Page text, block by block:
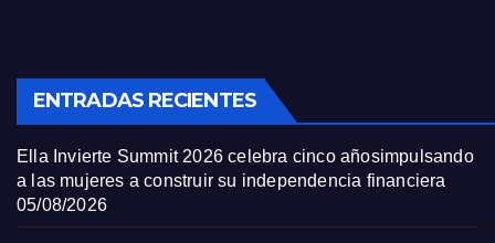
ENTRADAS RECIENTES
Ella Invierte Summit 2026 celebra cinco añosimpulsando
a las mujeres a construir su independencia financiera
05/08/2026